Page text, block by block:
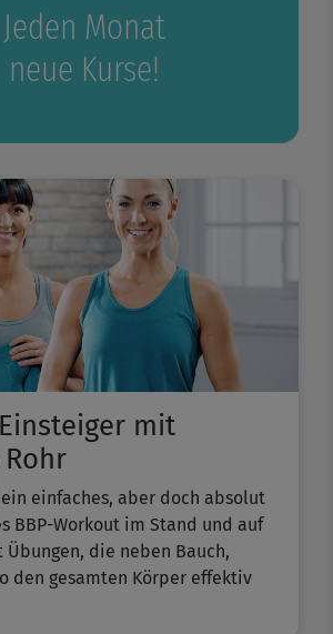
Jeden Monat
neue Kurse!
mit
einfaches, aber doch absolut
BBP-Workout im Stand und auf
die neben Bauch,
den gesamten Körper effektiv